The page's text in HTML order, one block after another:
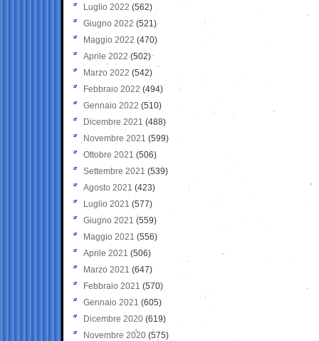
Luglio 2022 (562)
Giugno 2022 (521)
Maggio 2022 (470)
Aprile 2022 (502)
Marzo 2022 (542)
Febbraio 2022 (494)
Gennaio 2022 (510)
Dicembre 2021 (488)
Novembre 2021 (599)
Ottobre 2021 (506)
Settembre 2021 (539)
Agosto 2021 (423)
Luglio 2021 (577)
Giugno 2021(559)
Maggio 2021 (556)
Aprile 2021 (506)
Marzo 2021 (647)
Febbraio 2021 (570)
Gennaio 2021 (605)
Dicembre 2020 (619)
Novembre 2020 (575)